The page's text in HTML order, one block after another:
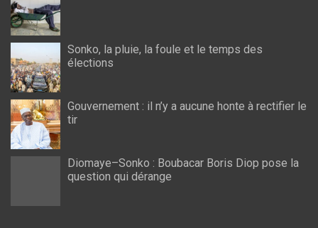
Sonko, la pluie, la foule et le temps des
élections
Gouvernement : il n’y a aucune honte à rectifier le
tir
Diomaye–Sonko : Boubacar Boris Diop pose la
question qui dérange